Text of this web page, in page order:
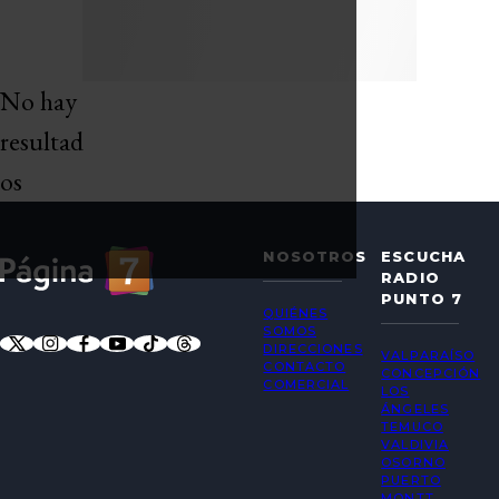
No hay
resultad
os
NOSOTROS
QUIÉNES
SOMOS
DIRECCIONES
CONTACTO
COMERCIAL
ESCUCHA
RADIO
PUNTO 7
VALPARAÍSO
CONCEPCIÓN
LOS
ÁNGELES
TEMUCO
VALDIVIA
OSORNO
PUERTO